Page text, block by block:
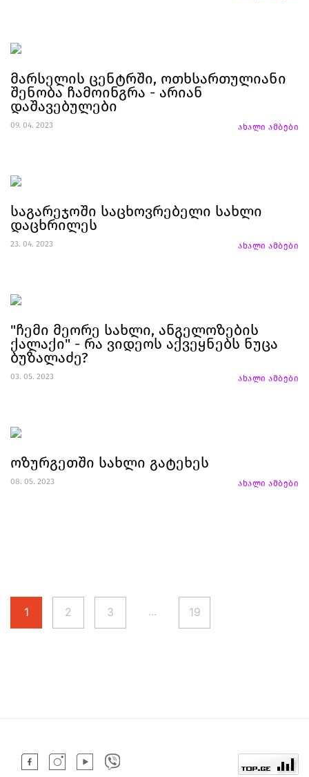
მარსელის ცენტრში, ოთხსართულიანი
შენობა ჩამოინგრა - არიან
დაშავებულები
09. 04. 2023 ახალი ამბები
საგარეჯოში საცხოვრებელი სახლი
დაცხრილეს
23. 04. 2023 ახალი ამბები
"ჩემი მეორე სახლი, ანგელოზების
ქალაქი" - რა ვიდეოს აქვეყნებს ნუცა
ბუზალაძე?
03. 05. 2023 ახალი ამბები
ოზურგეთში სახლი გატეხეს
08. 05. 2023 ახალი ამბები
1 2 3 ... 19